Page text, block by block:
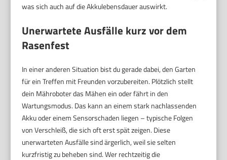
was sich auch auf die Akkulebensdauer auswirkt.
Unerwartete Ausfälle kurz vor dem
Rasenfest
In einer anderen Situation bist du gerade dabei, den Garten
für ein Treffen mit Freunden vorzubereiten. Plötzlich stellt
dein Mähroboter das Mähen ein oder fährt in den
Wartungsmodus. Das kann an einem stark nachlassenden
Akku oder einem Sensorschaden liegen – typische Folgen
von Verschleiß, die sich oft erst spät zeigen. Diese
unerwarteten Ausfälle sind ärgerlich, weil sie selten
kurzfristig zu beheben sind. Wer rechtzeitig die